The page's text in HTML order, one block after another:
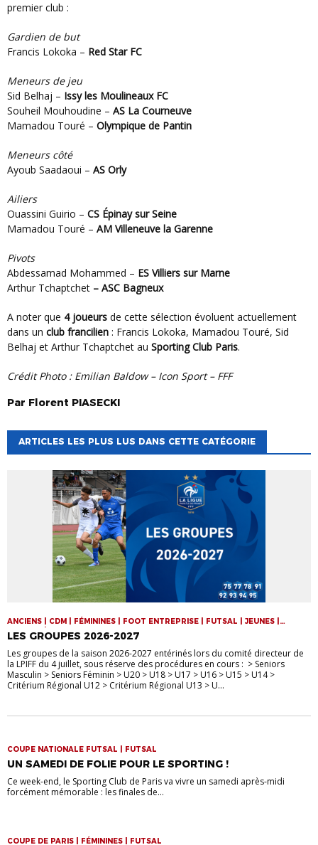
premier club :
Gardien de but
Francis Lokoka – Red Star FC
Meneurs de jeu
Sid Belhaj – Issy les Moulineaux FC
Souheil Mouhoudine – AS La Courneuve
Mamadou Touré – Olympique de Pantin
Meneurs côté
Ayoub Saadaoui – AS Orly
Ailiers
Ouassini Guirio – CS Épinay sur Seine
Mamadou Touré – AM Villeneuve la Garenne
Pivots
Abdessamad Mohammed – ES Villiers sur Marne
Arthur Tchaptchet – ASC Bagneux
A noter que 4 joueurs de cette sélection évoluent actuellement
dans un club francilien : Francis Lokoka, Mamadou Touré, Sid
Belhaj et Arthur Tchaptchet au Sporting Club Paris.
Crédit Photo : Emilian Baldow – Icon Sport – FFF
Par Florent PIASECKI
ARTICLES LES PLUS LUS DANS CETTE CATÉGORIE
ANCIENS | CDM | FÉMININES | FOOT ENTREPRISE | FUTSAL | JEUNES |
SENIORS | VIE DE LA LIGUE
LES GROUPES 2026-2027
Les groupes de la saison 2026-2027 entérinés lors du comité directeur de
la LPIFF du 4 juillet, sous réserve des procédures en cours : > Seniors
Masculin > Seniors Féminin > U20 > U18 > U17 > U16 > U15 > U14 >
Critérium Régional U12 > Critérium Régional U13 > U...
COUPE NATIONALE FUTSAL | FUTSAL
UN SAMEDI DE FOLIE POUR LE SPORTING !
Ce week-end, le Sporting Club de Paris va vivre un samedi après-midi
forcément mémorable : les finales de...
COUPE DE PARIS | FÉMININES | FUTSAL